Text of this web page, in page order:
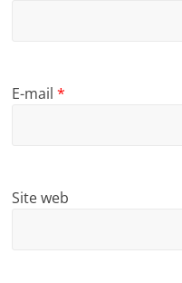
E-mail*
Site web